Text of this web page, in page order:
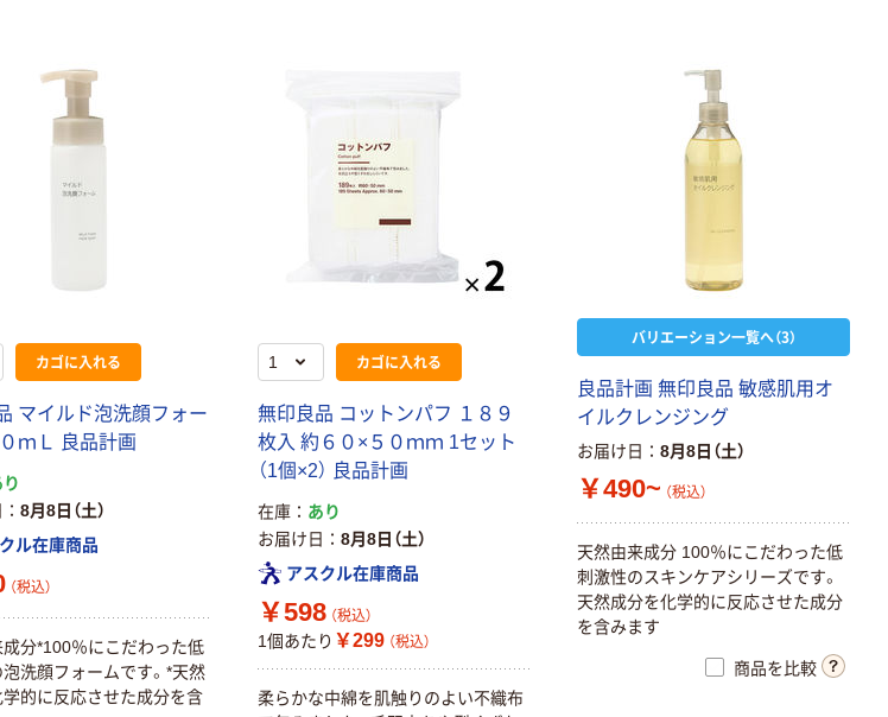
カゴに入れる
マイルド泡洗顔フォー
ｍＬ 良品計画
8月8日（土）
ル在庫商品
（税込）
成分*100％にこだわった低
洗顔フォームです。*天然
学的に反応させた成分を含
カゴに入れる
無印良品 コットンパフ １８９
枚入 約６０×５０ｍｍ 1セット
（1個×2） 良品計画
在庫
あり
お届け日
8月8日（土）
アスクル在庫商品
￥598 （税込）
1個あたり ￥299 （税込）
柔らかな中綿を肌触りのよい不織布
バリエーション一覧へ（3）
良品計画 無印良品 敏感肌用オ
イルクレンジング
お届け日 8月8日（土）
￥490~ （税込）
天然由来成分 100％にこだわった低
刺激性のスキンケアシリーズです。
天然成分を化学的に反応させた成分
を含みます
商品を比較